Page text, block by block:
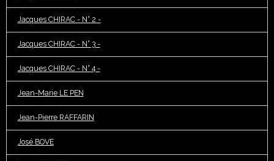
Jacques CHIRAC - N° 2 -
Jacques CHIRAC - N° 3 -
Jacques CHIRAC - N° 4 -
Jean-Marie LE PEN
Jean-Pierre RAFFARIN
José BOVE